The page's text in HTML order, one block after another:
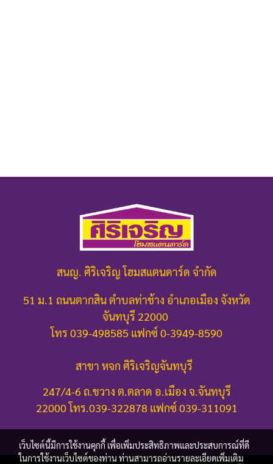
สนญ. ศิริเจริญ โฮมสแตนดาร์ด จำกัด
51 ม.1 ถนนตากสิน ตำบลท่าช้าง อำเภอเมือง จังหวัด
จันทบุรี 22000
โทร 039-498585 แฟกซ์ 0-3949-8590
สาขา หจก ศิริเจริญจันทบุรี
247/4-6 ถ.ขวาง ต.ตลาด อ.เมือง จ.จันทบุรี
22000โทร.039-322878 แฟกซ์ 039-311091
เว็บไซต์นี้มีการใช้งานคุกกี้ เพื่อเพิ่มประสิทธิภาพและประสบการณ์ที่ดี
ในการใช้งานเว็บไซต์ของท่าน ท่านสามารถอ่านรายละเอียดเพิ่มเติม